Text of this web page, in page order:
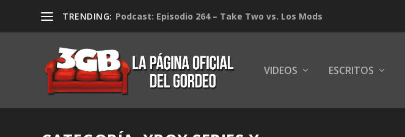
TRENDING: Podcast: Episodio 264 – Take Two vs. Los Mods
VIDEOS ESCRITOS